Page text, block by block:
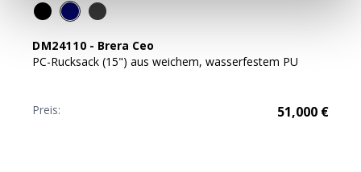
DM24110 - Brera Ceo
PC-Rucksack (15") aus weichem, wasserfestem PU
Preis: 51,000 €